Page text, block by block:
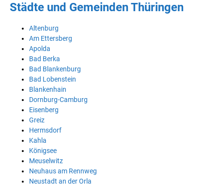
Städte und Gemeinden Thüringen
Altenburg
Am Ettersberg
Apolda
Bad Berka
Bad Blankenburg
Bad Lobenstein
Blankenhain
Dornburg-Camburg
Eisenberg
Greiz
Hermsdorf
Kahla
Königsee
Meuselwitz
Neuhaus am Rennweg
Neustadt an der Orla